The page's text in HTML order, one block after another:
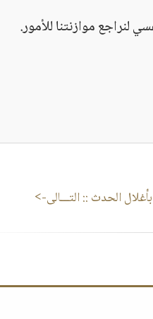
لنراجع موازنتنا للأمور.
:: التـــالى->